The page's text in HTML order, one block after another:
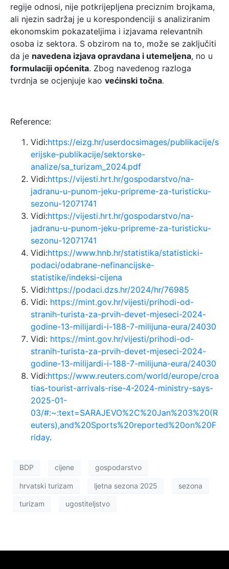
regije odnosi, nije potkrijepljena preciznim brojkama,
ali njezin sadržaj je u korespondenciji s analiziranim
ekonomskim pokazateljima i izjavama relevantnih
osoba iz sektora. S obzirom na to, može se zaključiti
da je navedena izjava opravdana i utemeljena, no u
formulaciji općenita. Zbog navedenog razloga
tvrdnja se ocjenjuje kao većinski točna.
Reference:
Vidi:https://eizg.hr/userdocsimages/publikacije/s
erijske-publikacije/sektorske-
analize/sa_turizam_2024.pdf
Vidi:https://vijesti.hrt.hr/gospodarstvo/na-
jadranu-u-punom-jeku-pripreme-za-turisticku-
sezonu-12071741
Vidi:https://vijesti.hrt.hr/gospodarstvo/na-
jadranu-u-punom-jeku-pripreme-za-turisticku-
sezonu-12071741
Vidi:https://www.hnb.hr/statistika/statisticki-
podaci/odabrane-nefinancijske-
statistike/indeksi-cijena
Vidi:https://podaci.dzs.hr/2024/hr/76985
Vidi: https://mint.gov.hr/vijesti/prihodi-od-
stranih-turista-za-prvih-devet-mjeseci-2024-
godine-13-milijardi-i-188-7-milijuna-eura/24030
Vidi: https://mint.gov.hr/vijesti/prihodi-od-
stranih-turista-za-prvih-devet-mjeseci-2024-
godine-13-milijardi-i-188-7-milijuna-eura/24030
Vidi:https://www.reuters.com/world/europe/croa
tias-tourist-arrivals-rise-4-2024-ministry-says-
2025-01-
03/#:~:text=SARAJEVO%2C%20Jan%203%20(R
euters),and%20Sports%20reported%20on%20F
riday.
BDP cijene gospodarstvo
hrvatski turizam ljetna sezona 2025 sezona
turizam ugostiteljstvo